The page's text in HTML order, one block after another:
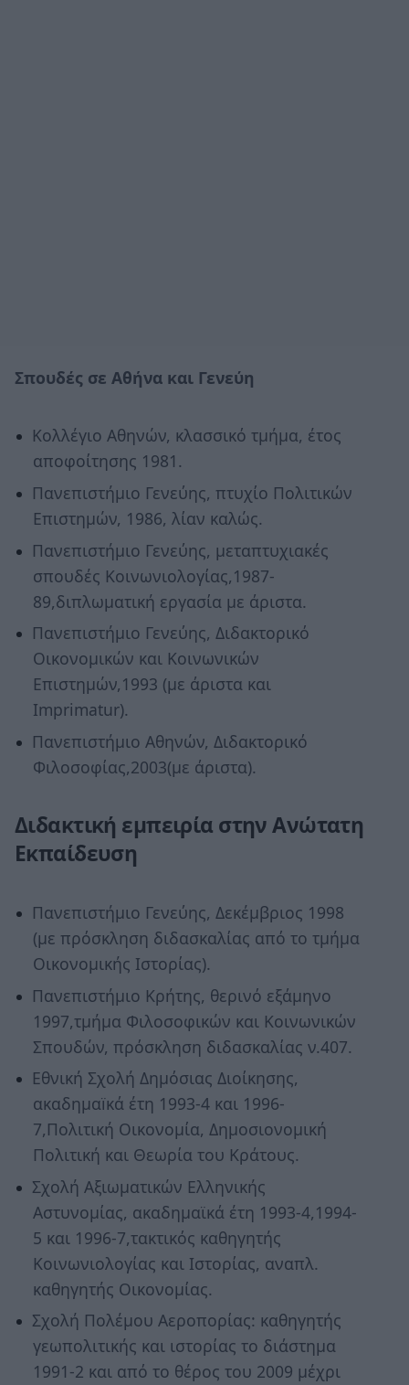
Σπουδές σε Αθήνα και Γενεύη
Κολλέγιο Αθηνών, κλασσικό τμήμα, έτος
αποφοίτησης 1981.
Πανεπιστήμιο Γενεύης, πτυχίο Πολιτικών
Επιστημών, 1986, λίαν καλώς.
Πανεπιστήμιο Γενεύης, μεταπτυχιακές
σπουδές Κοινωνιολογίας,1987-
89,διπλωματική εργασία με άριστα.
Πανεπιστήμιο Γενεύης, Διδακτορικό
Οικονομικών και Κοινωνικών
Επιστημών,1993 (με άριστα και
Imprimatur).
Πανεπιστήμιο Αθηνών, Διδακτορικό
Φιλοσοφίας,2003(με άριστα).
Διδακτική εμπειρία στην Ανώτατη
Εκπαίδευση
Πανεπιστήμιο Γενεύης, Δεκέμβριος 1998
(με πρόσκληση διδασκαλίας από το τμήμα
Οικονομικής Ιστορίας).
Πανεπιστήμιο Κρήτης, θερινό εξάμηνο
1997,τμήμα Φιλοσοφικών και Κοινωνικών
Σπουδών, πρόσκληση διδασκαλίας ν.407.
Εθνική Σχολή Δημόσιας Διοίκησης,
ακαδημαïκά έτη 1993-4 και 1996-
7,Πολιτική Οικονομία, Δημοσιονομική
Πολιτική και Θεωρία του Κράτους.
Σχολή Αξιωματικών Ελληνικής
Αστυνομίας, ακαδημαϊκά έτη 1993-4,1994-
5 και 1996-7,τακτικός καθηγητής
Κοινωνιολογίας και Ιστορίας, αναπλ.
καθηγητής Οικονομίας.
Σχολή Πολέμου Αεροπορίας: καθηγητής
γεωπολιτικής και ιστορίας το διάστημα
1991-2 και από το θέρος του 2009 μέχρι